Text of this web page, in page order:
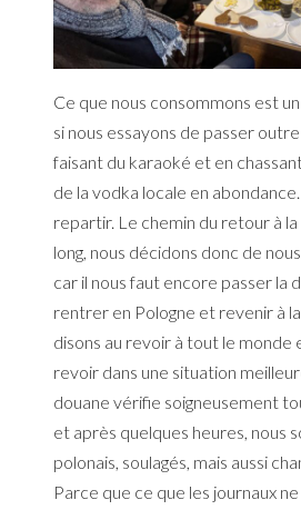
Ce que nous consommons est
si nous essayons de passer
faisant du karaoké et en
de la vodka locale en
repartir. Le chemin du retour à
long, nous décidons donc de
car il nous faut encore passer la
rentrer en Pologne et revenir à
disons au revoir à tout le monde
revoir dans une situation
douane vérifie soigneusement
et après quelques heures, nous
polonais, soulagés, mais aussi
Parce que ce que les journaux